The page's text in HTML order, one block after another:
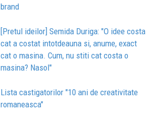
brand
[Pretul ideilor] Semida Duriga: "O idee costa
cat a costat intotdeauna si, anume, exact
cat o masina. Cum, nu stiti cat costa o
masina? Nasol"
Lista castigatorilor "10 ani de creativitate
romaneasca"